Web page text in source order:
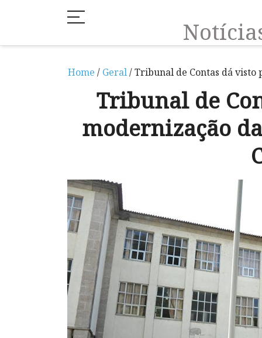
Home / Geral/ Tribunal de Contas dá visto
Tribunal de
modernização